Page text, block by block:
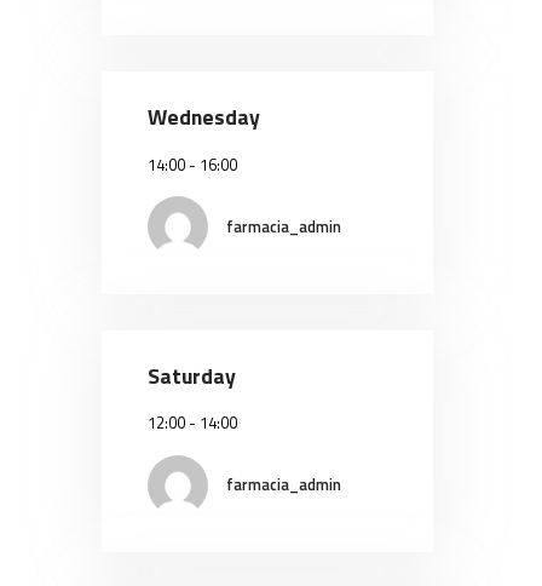
Wednesday
14:00- 16:00
farmacia_admin
Saturday
12:00- 14:00
farmacia_admin